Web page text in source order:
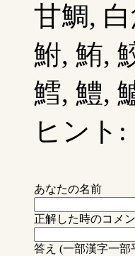
甘鯛,
鮒, 鮪,
鱈, 鱧,
ヒント
あなたの名前
正解した時のコメ
答え (一部漢字一部